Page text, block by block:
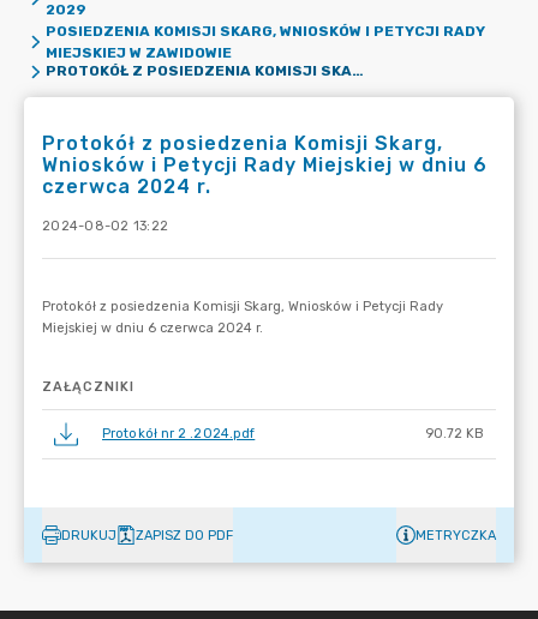
2029
POSIEDZENIA KOMISJI SKARG, WNIOSKÓW I PETYCJI RADY
MIEJSKIEJ W ZAWIDOWIE
PROTOKÓŁ Z POSIEDZENIA KOMISJI SKARG, WNIOSKÓW I PETYCJI RADY MIEJSKIEJ W DNIU 6 CZERWCA 2024 R.
Protokół z posiedzenia Komisji Skarg,
Wniosków i Petycji Rady Miejskiej w dniu 6
czerwca 2024 r.
2024-08-02 13:22
ZAŁĄCZNIKI
Protokół nr 2 .2024.pdf 90.72 KB
DRUKUJ ZAPISZ DO PDF METRYCZKA